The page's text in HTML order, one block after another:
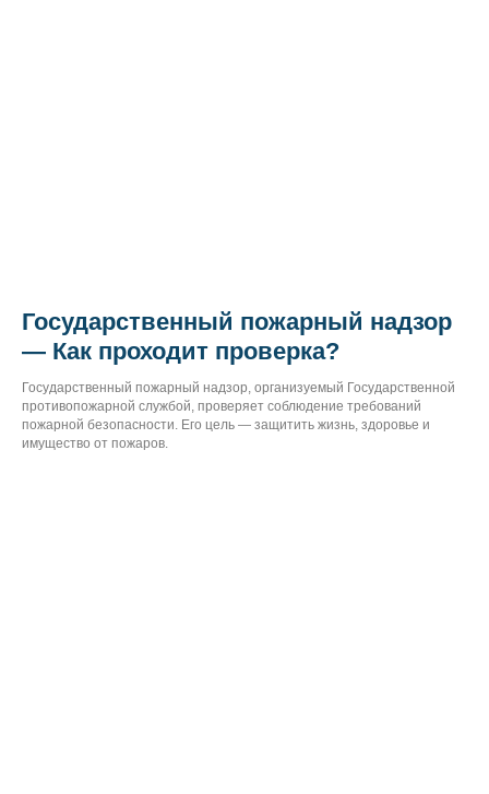
Государственный пожарный надзор
— Как проходит проверка?
Государственный пожарный надзор, организуемый Государственной
противопожарной службой, проверяет соблюдение требований
пожарной безопасности. Его цель — защитить жизнь, здоровье и
имущество от пожаров.